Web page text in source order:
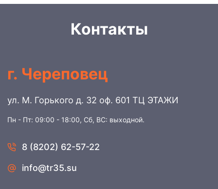
Контакты
г. Череповец
ул. М. Горького д. 32 оф. 601 ТЦ ЭТАЖИ
Пн - Пт: 09:00 - 18:00, Сб, ВС: выходной.
8 (8202) 62-57-22
info@tr35.su